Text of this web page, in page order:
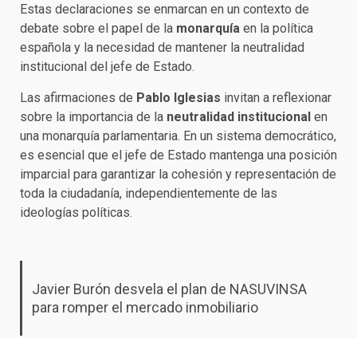
Estas declaraciones se enmarcan en un contexto de
debate sobre el papel de la monarquía en la política
española y la necesidad de mantener la neutralidad
institucional del jefe de Estado.
Las afirmaciones de Pablo Iglesias invitan a reflexionar
sobre la importancia de la neutralidad institucional en
una monarquía parlamentaria. En un sistema democrático,
es esencial que el jefe de Estado mantenga una posición
imparcial para garantizar la cohesión y representación de
toda la ciudadanía, independientemente de las
ideologías políticas.
Javier Burón desvela el plan de NASUVINSA
para romper el mercado inmobiliario